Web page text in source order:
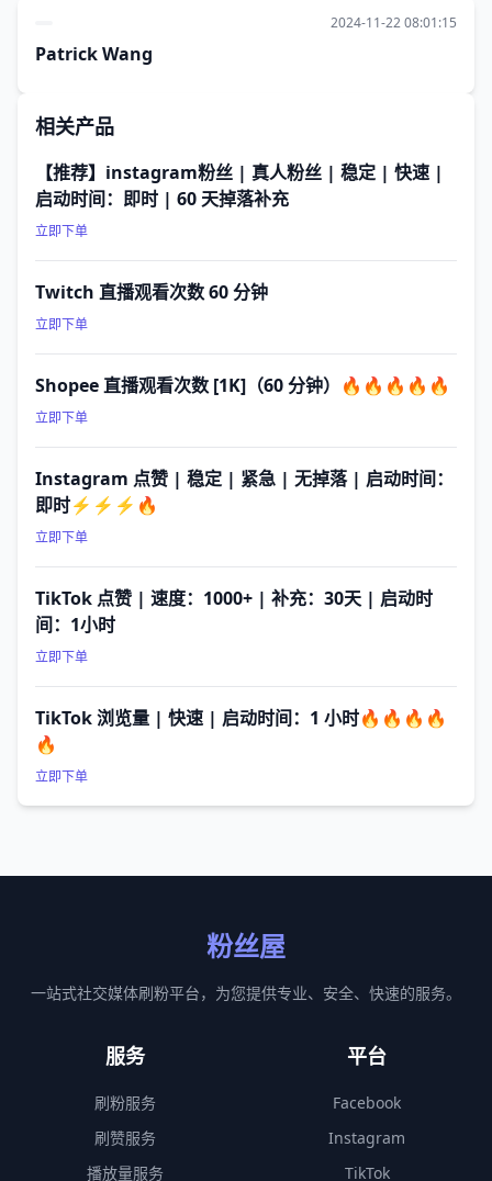
2024-11-22 08:01:15
Patrick Wang
相关产品
【推荐】instagram粉丝 | 真人粉丝 | 稳定 | 快速 |
启动时间：即时 | 60 天掉落补充
立即下单
Twitch 直播观看次数 60 分钟
立即下单
Shopee 直播观看次数 [1K]（60 分钟）🔥🔥🔥🔥🔥
立即下单
Instagram 点赞 | 稳定 | 紧急 | 无掉落 | 启动时间：
即时⚡⚡⚡🔥
立即下单
TikTok 点赞 | 速度：1000+ | 补充：30天 | 启动时
间：1小时
立即下单
TikTok 浏览量 | 快速 | 启动时间：1 小时🔥🔥🔥🔥
🔥
立即下单
粉丝屋
一站式社交媒体刷粉平台，为您提供专业、安全、快速的服务。
服务
刷粉服务
刷赞服务
播放量服务
平台
Facebook
Instagram
TikTok